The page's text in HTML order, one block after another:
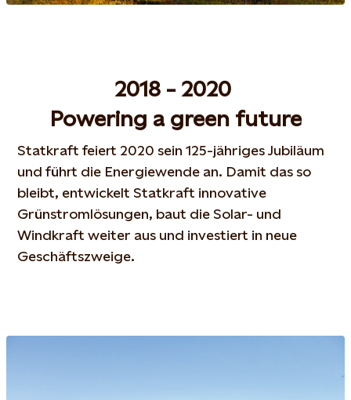
2018 - 2020
Powering a green future
Statkraft feiert 2020 sein 125-jähriges Jubiläum
und führt die Energiewende an. Damit das so
bleibt, entwickelt Statkraft innovative
Grünstromlösungen, baut die Solar- und
Windkraft weiter aus und investiert in neue
Geschäftszweige.